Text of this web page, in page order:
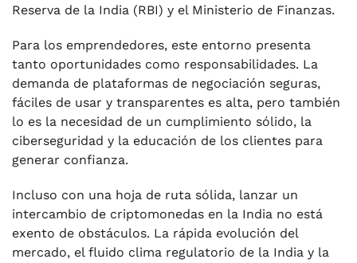
Reserva de la India (RBI) y el Ministerio de Finanzas.
Para los emprendedores, este entorno presenta
tanto oportunidades como responsabilidades. La
demanda de plataformas de negociación seguras,
fáciles de usar y transparentes es alta, pero también
lo es la necesidad de un cumplimiento sólido, la
ciberseguridad y la educación de los clientes para
generar confianza.
Incluso con una hoja de ruta sólida, lanzar un
intercambio de criptomonedas en la India no está
exento de obstáculos. La rápida evolución del
mercado, el fluido clima regulatorio de la India y la